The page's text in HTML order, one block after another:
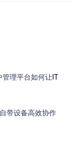
管理平台如何让IT
带设备高效协作